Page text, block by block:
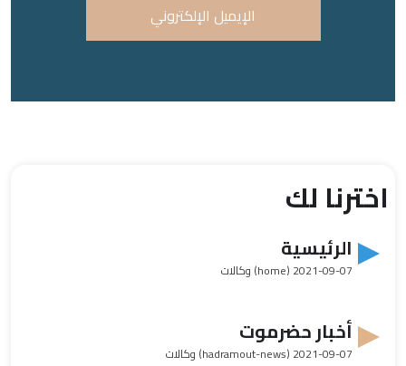
الإيميل الإلكتروني
اخترنا لك
الرئيسية
2021-09-07 (home) وكالات
أخبار حضرموت
2021-09-07 (hadramout-news) وكالات